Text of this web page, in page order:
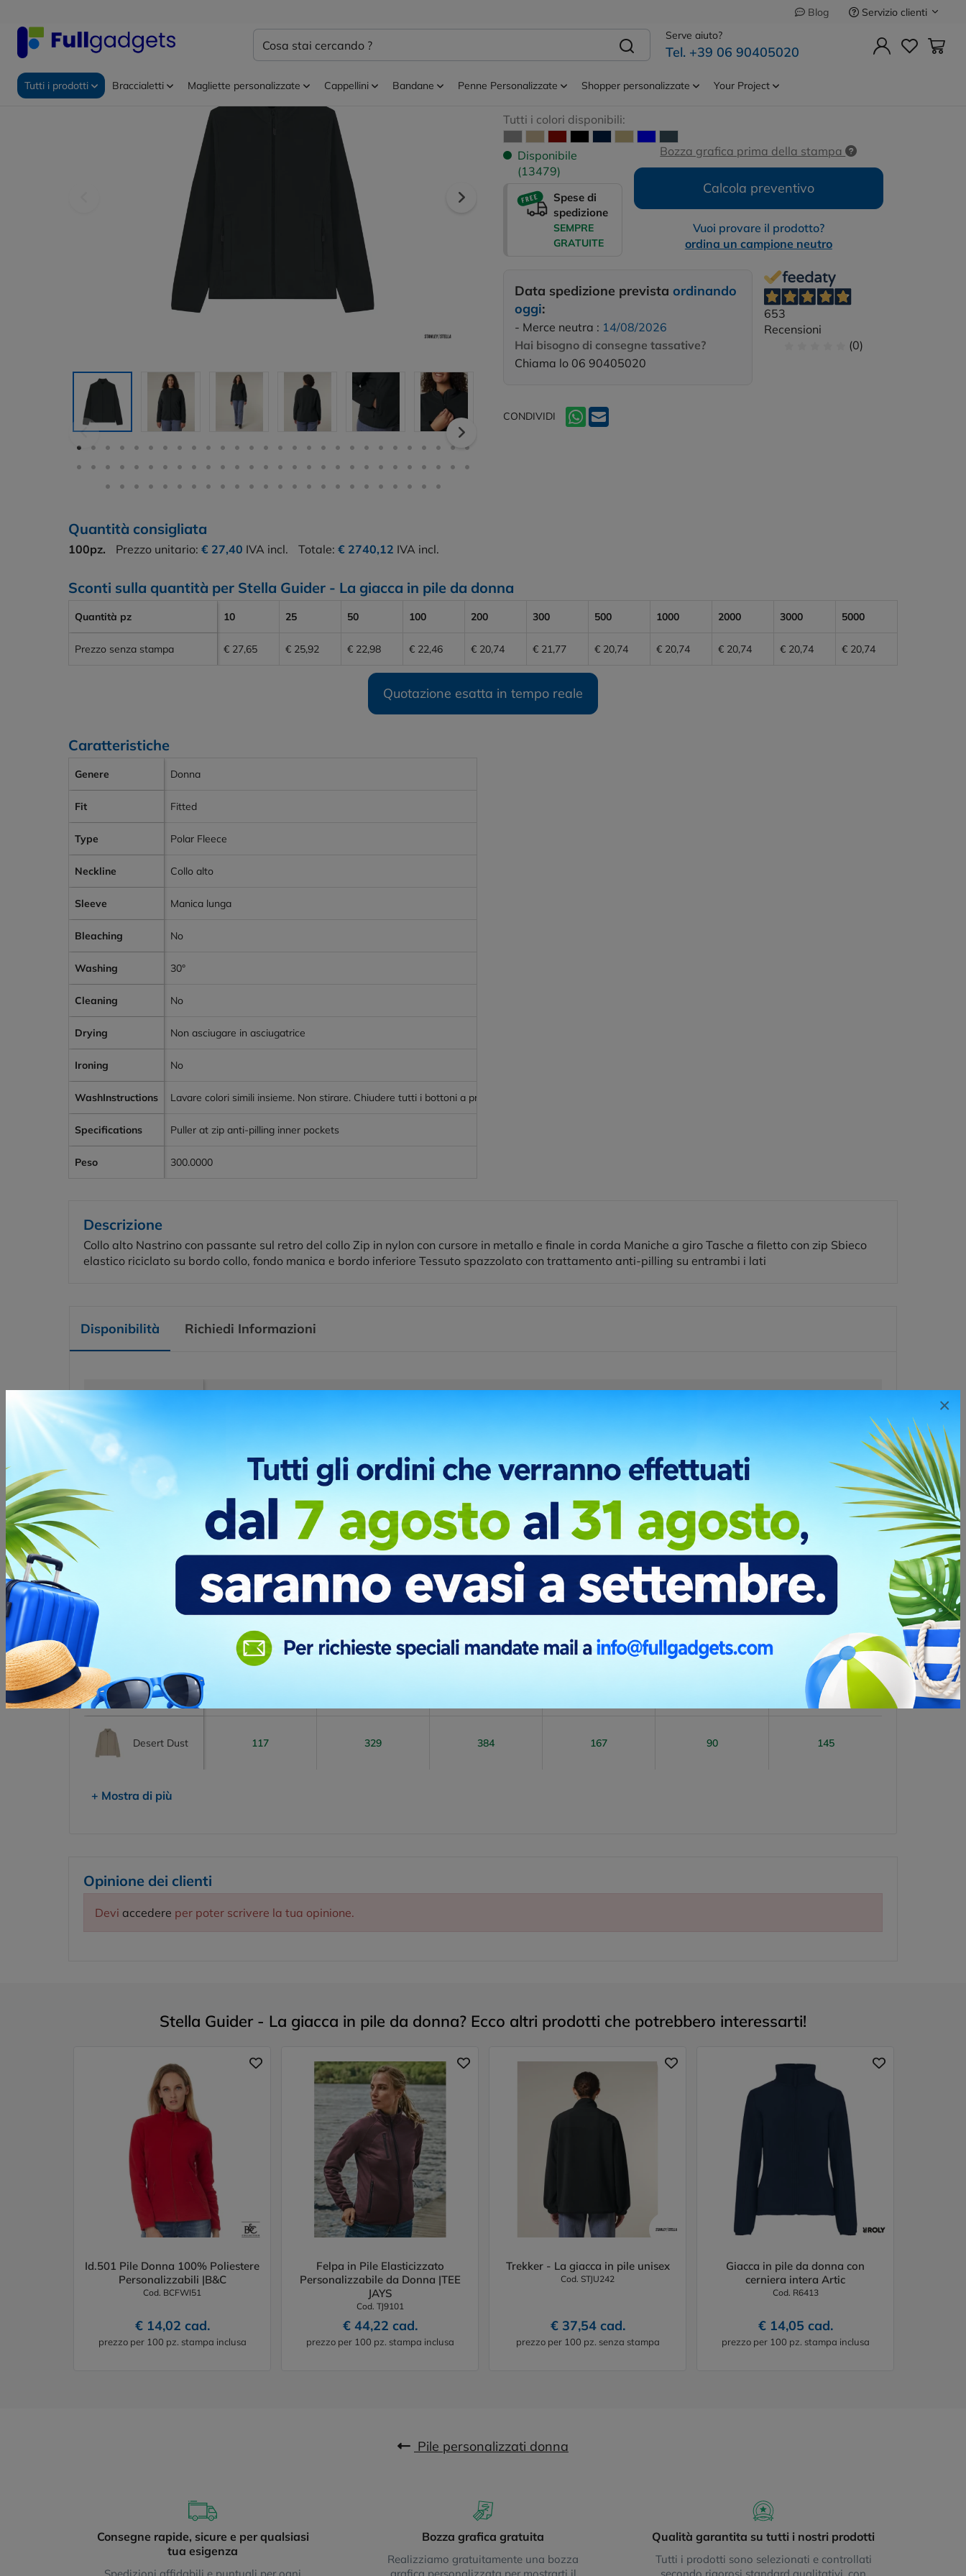
×
Blog
Servizio clienti
Serve aiuto?
Tel. +39 06 90405020
Tutti i prodotti Braccialetti Magliette personalizzate Cappellini Bandane Penne Personalizzate Shopper personalizzate Your Project
Precedente Successivo
Stella Guider - La giacca in pile
da donna
STJW239
Tutti i colori disponibili:
Disponibile
(13479)
Spese di
spedizione
SEMPRE
GRATUITE
Bozza grafica prima della stampa
Calcola preventivo
Vuoi provare il prodotto?
ordina un campione neutro
Data spedizione prevista ordinando
oggi:
- Merce neutra : 14/08/2026
Hai bisogno di consegne tassative?
Chiama lo 06 90405020
653
Recensioni
(0)
CONDIVIDI
Quantità consigliata
100pz. Prezzo unitario: € 27,40 IVA incl. Totale: € 2740,12 IVA incl.
Sconti sulla quantità per Stella Guider - La giacca in pile da donna
Quantità pz 10 25 50 100 200 300 500 1000 2000 3000 5000
Prezzo senza stampa € 27,65 € 25,92 € 22,98 € 22,46 € 20,74 € 21,77 € 20,74 € 20,74 € 20,74 € 20,74 € 20,74
Quotazione esatta in tempo reale
Caratteristiche
Genere Donna
Fit Fitted
Type Polar Fleece
Neckline Collo alto
Sleeve Manica lunga
Bleaching No
Washing 30°
Cleaning No
Drying Non asciugare in asciugatrice
Ironing No
WashInstructions Lavare colori simili insieme. Non stirare. Chiudere tutti i bottoni a pressione prima del lavaggio. Asciugare all'aria.
Specifications Puller at zip anti-pilling inner pockets
Peso 300.0000
Descrizione
Collo alto Nastrino con passante sul retro del collo Zip in nylon con cursore in metallo e finale in corda Maniche a giro Tasche a filetto con zip Sbieco
elastico riciclato su bordo collo, fondo manica e bordo inferiore Tessuto spazzolato con trattamento anti-pilling su entrambi i lati
Disponibilità Richiedi Informazioni
antracite 104 279 410 176 81
135 261 404 205 141
143 269 358 120 122
272
Prossimi arrivi
Prossimi arrivi
Prossimi arrivi
Prossimi arrivi
Prossimi arrivi
blu marino francese
99
Prossimi arrivi
Desert Dust 117 329 384 167 90 145
+ Mostra di più
Opinione dei clienti
Devi accedere per poter scrivere la tua opinione.
Stella Guider - La giacca in pile da donna? Ecco altri prodotti che potrebbero interessarti!
Id.501 Pile Donna 100% Poliestere
Personalizzabili |B&C
Cod. BCFWI51
€ 14,02 cad.
prezzo per 100 pz. stampa inclusa
Felpa in Pile Elasticizzato
Personalizzabile da Donna |TEE
JAYS
Cod. TJ9101
€ 44,22 cad.
prezzo per 100 pz. stampa inclusa
Trekker - La giacca in pile unisex
Cod. STJU242
€ 37,54 cad.
prezzo per 100 pz. senza stampa
Giacca in pile da donna con
cerniera intera Artic
Cod. R6413
€ 14,05 cad.
prezzo per 100 pz. stampa inclusa
Pile personalizzati donna
Consegne rapide, sicure e per qualsiasi
tua esigenza
Bozza grafica gratuita
Realizziamo gratuitamente una bozza
Qualità garantita su tutti i nostri prodotti
Tutti i prodotti sono selezionati e controllati